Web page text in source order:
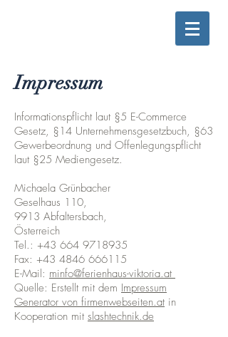
Impressum
Informationspflicht laut §5 E-Commerce
Gesetz, §14 Unternehmensgesetzbuch, §63
Gewerbeordnung und Offenlegungspflicht
laut §25 Mediengesetz.
Michaela Grünbacher
Geselhaus 110,
9913 Abfaltersbach,
Österreich
Tel.: +43 664 9718935
Fax: +43 4846 666115
E-Mail: minfo@ferienhaus-viktoria.at
Quelle: Erstellt mit dem Impressum
Generator von firmenwebseiten.at in
Kooperation mit slashtechnik.de